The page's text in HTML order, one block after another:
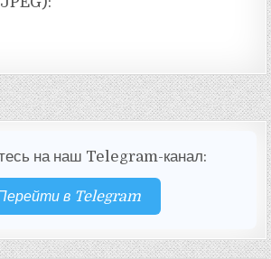
на наш Telegram-канал:
в Telegram